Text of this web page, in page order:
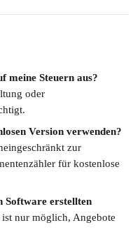
meine Steuern aus?
oder
Version verwenden?
zur
für kostenlose
Software erstellten
ist nur möglich, Angebote